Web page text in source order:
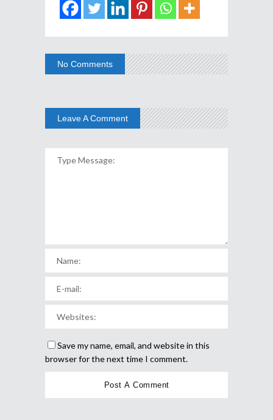
No Comments
Leave A Comment
Save my name, email, and website in this
browser for the next time I comment.